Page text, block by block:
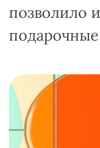
позволило